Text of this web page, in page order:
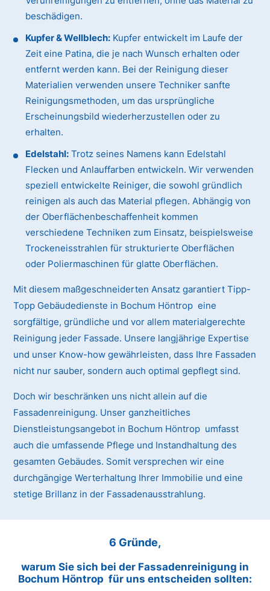
beschädigen.
Kupfer & Wellblech: Kupfer entwickelt im Laufe der
Zeit eine Patina, die je nach Wunsch erhalten oder
entfernt werden kann. Bei der Reinigung dieser
Materialien verwenden unsere Techniker sanfte
Reinigungsmethoden, um das ursprüngliche
Erscheinungsbild wiederherzustellen oder zu
erhalten.
Edelstahl: Trotz seines Namens kann Edelstahl
Flecken und Anlauffarben entwickeln. Wir verwenden
speziell entwickelte Reiniger, die sowohl gründlich
reinigen als auch das Material pflegen. Abhängig von
der Oberflächenbeschaffenheit kommen
verschiedene Techniken zum Einsatz, beispielsweise
Trockeneisstrahlen für strukturierte Oberflächen
oder Poliermaschinen für glatte Oberflächen.
Mit diesem maßgeschneiderten Ansatz garantiert Tipp-
Topp Gebäudedienste in Bochum Höntrop eine
sorgfältige, gründliche und vor allem materialgerechte
Reinigung jeder Fassade. Unsere langjährige Expertise
und unser Know-how gewährleisten, dass Ihre Fassaden
nicht nur sauber, sondern auch optimal gepflegt sind.
Doch wir beschränken uns nicht allein auf die
Fassadenreinigung. Unser ganzheitliches
Dienstleistungsangebot in Bochum Höntrop umfasst
auch die umfassende Pflege und Instandhaltung des
gesamten Gebäudes. Somit versprechen wir eine
durchgängige Werterhaltung Ihrer Immobilie und eine
stetige Brillanz in der Fassadenausstrahlung.
6 Gründe,
warum Sie sich bei der Fassadenreinigung in
Bochum Höntrop für uns entscheiden sollten: